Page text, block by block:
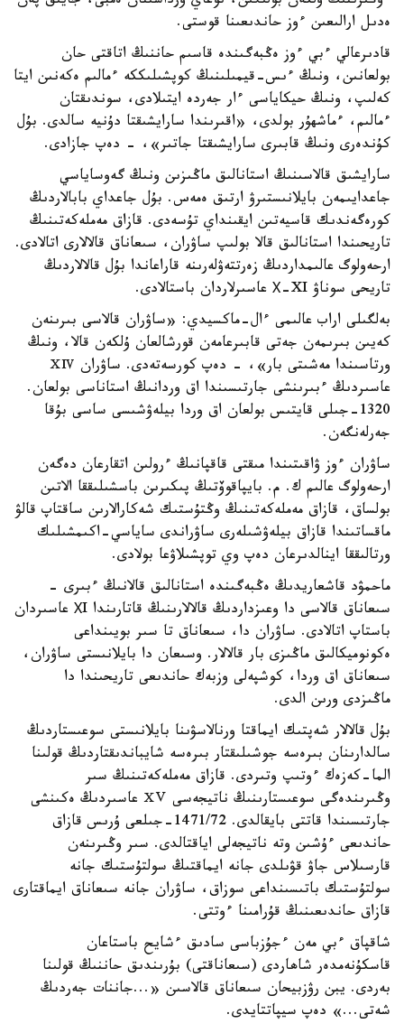
ەدىل ارالىعىن ءوز حاندىعىنا قوستى.
قادىرعالي ءبي ءوز ەڭبەگىندە قاسىم حاننىڭ اتاقتى حان
بولعانىن، ونىڭ ءىس-قيمىلىنىڭ كوپشىلىككە ءمالىم ەكەنىن ايتا
كەلىپ، ونىڭ حيكاياسى ءار جەردە ايتىلادى، سوندىقتان
ءمالىم، ءماشھۇر بولدى، «اقىرىندا سارايشىقتا دۇنيە سالدى. بۇل
كۇندەرى ونىڭ قابىرى سارايشىقتا جاتىر»، - دەپ جازادى.
سارايشىق قالاسىنىڭ استانالىق ماڭىزىن ونىڭ گەوساياسي
جاعدايىمەن بايلانىستىرۋ ارتىق ەمەس. بۇل جاعداي بابالاردىڭ
كورەگەندىك قاسيەتىن ايقىنداي تۇسەدى. قازاق مەملەكەتىنىڭ
تاريحىندا استانالىق قالا بولىپ ساۋران، سىعاناق قالالارى اتالادى.
ارحەولوگ عالىمداردىڭ زەرتتەۋلەرىنە قاراعاندا بۇل قالالاردىڭ
تاريحى سوناۋ Х-XI عاسىرلاردان باستالادى.
بەلگىلى اراب عالىمى ءال-ماكسيدي: «ساۋران قالاسى بىرىنەن
كەيىن بىرىمەن جەتى قابىرعامەن قورشالعان ۇلكەن قالا، ونىڭ
ورتاسىندا مەشىتى بار»، - دەپ كورسەتەدى. ساۋران ⅩⅣ
عاسىردىڭ ءبىرىنشى جارتىسىندا اق وردانىڭ استاناسى بولعان.
1320-جىلى قايتىس بولعان اق وردا بيلەۋشىسى ساسى بۇقا
جەرلەنگەن.
ساۋران ءوز ۋاقىتىندا مىقتى قاقپانىڭ ءرولىن اتقارعان دەگەن
ارحەولوگ عالىم ك. م. بايپاقوۆتىڭ پىكىرىن باسشىلىققا الاتىن
بولساق، قازاق مەملەكەتىنىڭ وڭتۇستىك شەكارالارىن ساقتاپ قالۋ
ماقساتىندا قازاق بيلەۋشىلەرى ساۋراندى ساياسي-اكىمشىلىك
ورتالىققا اينالدىرعان دەپ وي توپشىلاۋعا بولادى.
ماحمۋد قاشعاريدىڭ ەڭبەگىندە استانالىق قالانىڭ ءبىرى -
سىعاناق قالاسى دا وعىزداردىڭ قالالارىنىڭ قاتارىندا ХI عاسىردان
باستاپ اتالادى. ساۋران دا، سىعاناق تا سىر بويىنداعى
ەكونوميكالىق ماڭىزى بار قالالار. وسىعان دا بايلانىستى ساۋران،
سىعاناق اق وردا، كوشپەلى وزبەك حاندىعى تاريحىندا دا
ماڭىزدى ورىن الدى.
بۇل قالالار شەپتىك ايماقتا ورنالاسۋىنا بايلانىستى سوعىستاردىڭ
سالدارىنان بىرەسە جوشىلىقتار بىرەسە شايباندىقتاردىڭ قولىنا
الما-كەزەك ءوتىپ وتىردى. قازاق مەملەكەتىنىڭ سىر
وڭىرىندەگى سوعىستارىنىڭ ناتيجەسى ⅩⅤ عاسىردىڭ ەكىنشى
جارتىسىندا قاتتى بايقالدى. 1471/72-جىلعى ۇرىس قازاق
حاندىعى ءۇشىن وتە ناتيجەلى اياقتالدى. سىر وڭىرىنەن
قارسىلاس جاۋ قۋىلدى جانە ايماقتىڭ سولتۇستىك جانە
سولتۇستىك باتىسىنداعى سوزاق، ساۋران جانە سىعاناق ايماقتارى
قازاق حاندىعىنىڭ قۇرامىنا ءوتتى.
شاقپاق ءبي مەن ءجۇزباسى سادىق ءشايح باستاعان
قاسكۇنەمدەر شاھاردى (سىعاناقتى) بۇرىندىق حاننىڭ قولىنا
بەردى. يبن رۋزبيحان سىعاناق قالاسىن «...جاننات جەردىڭ
شەتى...» دەپ سيپاتتايدى.